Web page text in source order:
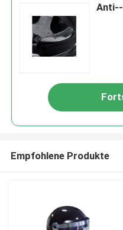
Empfohlene Produkte